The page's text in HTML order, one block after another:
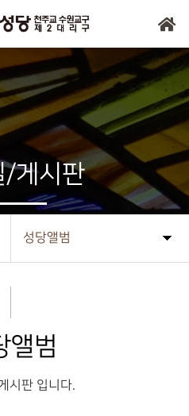
성당앨범
/게시판
앨범
시판 입니다.